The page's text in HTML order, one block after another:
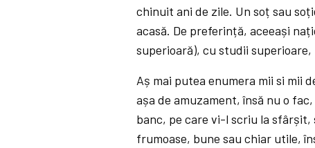
chinuit ani de zile. Un soț sau
acasă. De preferință, aceeași
superioară), cu studii
Aș mai putea enumera mii si mii
așa de amuzament, însă nu o
banc, pe care vi-l scriu la
frumoase, bune sau chiar utile,